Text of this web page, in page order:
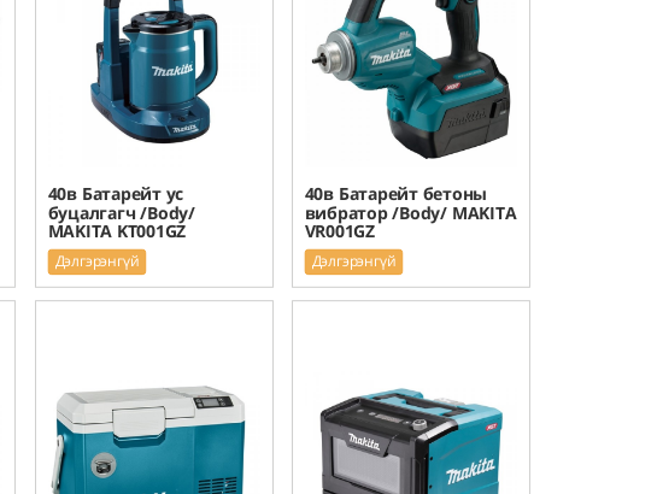
40в Батарейт ус
буцалгагч /Body/
MAKITA KT001GZ
Дэлгэрэнгүй
40в Батарейт бетоны
вибратор /Body/ MAKITA
VR001GZ
Дэлгэрэнгүй